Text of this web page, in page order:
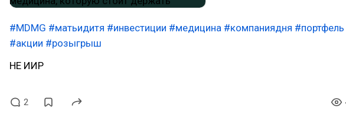
#MDMG #матьидитя #инвестиции #медицина #компаниядня #портфель
#акции #розыгрыш
НЕ ИИР
2